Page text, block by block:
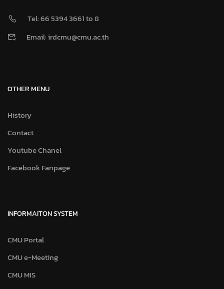
Tel: 66 5394 3661 to 8
Email: irdcmu@cmu.ac.th
OTHER MENU
History
Contact
Youtube Chanel
Facebook Fanpage
INFORMAITON SYSTEM
CMU Portal
CMU e-Meeting
CMU MIS